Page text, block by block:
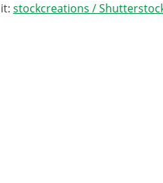
stockcreations /